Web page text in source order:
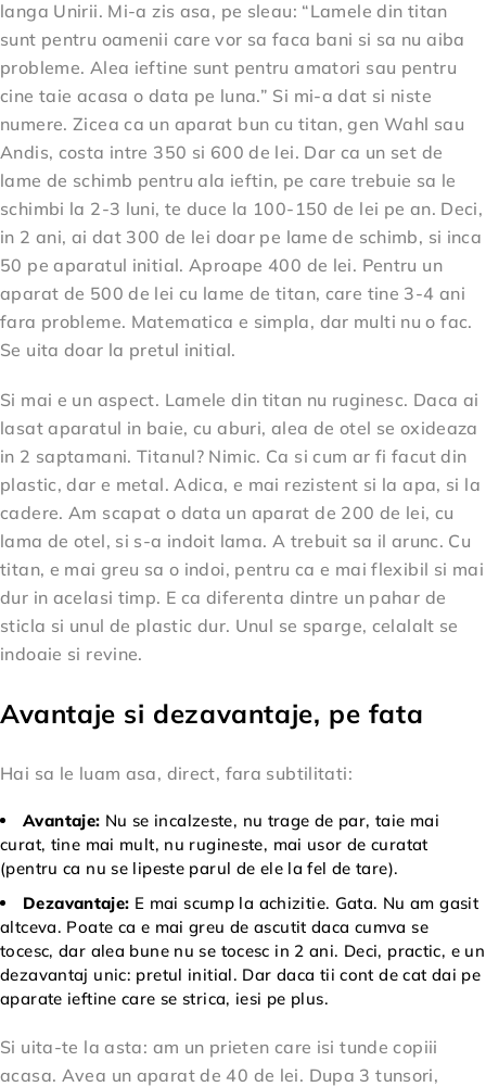
langa Unirii. Mi-a zis asa, pe sleau: “Lamele din titan
sunt pentru oamenii care vor sa faca bani si sa nu aiba
probleme. Alea ieftine sunt pentru amatori sau pentru
cine taie acasa o data pe luna.” Si mi-a dat si niste
numere. Zicea ca un aparat bun cu titan, gen Wahl sau
Andis, costa intre 350 si 600 de lei. Dar ca un set de
lame de schimb pentru ala ieftin, pe care trebuie sa le
schimbi la 2-3 luni, te duce la 100-150 de lei pe an. Deci,
in 2 ani, ai dat 300 de lei doar pe lame de schimb, si inca
50 pe aparatul initial. Aproape 400 de lei. Pentru un
aparat de 500 de lei cu lame de titan, care tine 3-4 ani
fara probleme. Matematica e simpla, dar multi nu o fac.
Se uita doar la pretul initial.
Si mai e un aspect. Lamele din titan nu ruginesc. Daca ai
lasat aparatul in baie, cu aburi, alea de otel se oxideaza
in 2 saptamani. Titanul? Nimic. Ca si cum ar fi facut din
plastic, dar e metal. Adica, e mai rezistent si la apa, si la
cadere. Am scapat o data un aparat de 200 de lei, cu
lama de otel, si s-a indoit lama. A trebuit sa il arunc. Cu
titan, e mai greu sa o indoi, pentru ca e mai flexibil si mai
dur in acelasi timp. E ca diferenta dintre un pahar de
sticla si unul de plastic dur. Unul se sparge, celalalt se
indoaie si revine.
Avantaje si dezavantaje, pe fata
Hai sa le luam asa, direct, fara subtilitati:
Avantaje: Nu se incalzeste, nu trage de par, taie mai
curat, tine mai mult, nu rugineste, mai usor de curatat
(pentru ca nu se lipeste parul de ele la fel de tare).
Dezavantaje: E mai scump la achizitie. Gata. Nu am gasit
altceva. Poate ca e mai greu de ascutit daca cumva se
tocesc, dar alea bune nu se tocesc in 2 ani. Deci, practic, e un
dezavantaj unic: pretul initial. Dar daca tii cont de cat dai pe
aparate ieftine care se strica, iesi pe plus.
Si uita-te la asta: am un prieten care isi tunde copiii
acasa. Avea un aparat de 40 de lei. Dupa 3 tunsori,